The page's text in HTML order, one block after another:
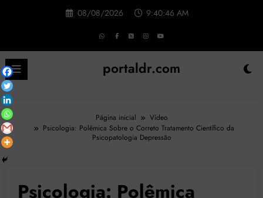
08/08/2026 9:40:47 AM
portaldr.com
Página inicial
Vídeo
Psicologia: Polêmica Sobre o Correto Tratamento Científico da
Psicopatologia Depressão
Psicologia: Polêmica